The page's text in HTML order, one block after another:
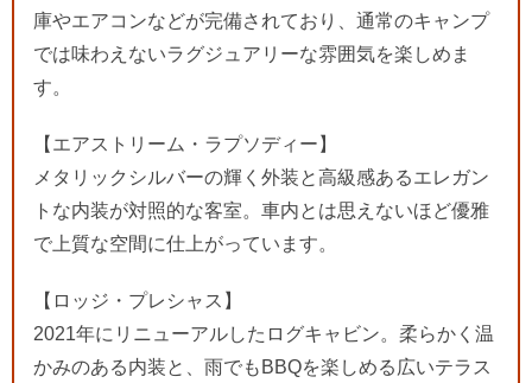
庫やエアコンなどが完備されており、通常のキャンプ
では味わえないラグジュアリーな雰囲気を楽しめま
す。
【エアストリーム・ラプソディー】
メタリックシルバーの輝く外装と高級感あるエレガン
トな内装が対照的な客室。車内とは思えないほど優雅
で上質な空間に仕上がっています。
【ロッジ・プレシャス】
2021年にリニューアルしたログキャビン。柔らかく温
かみのある内装と、雨でもBBQを楽しめる広いテラス